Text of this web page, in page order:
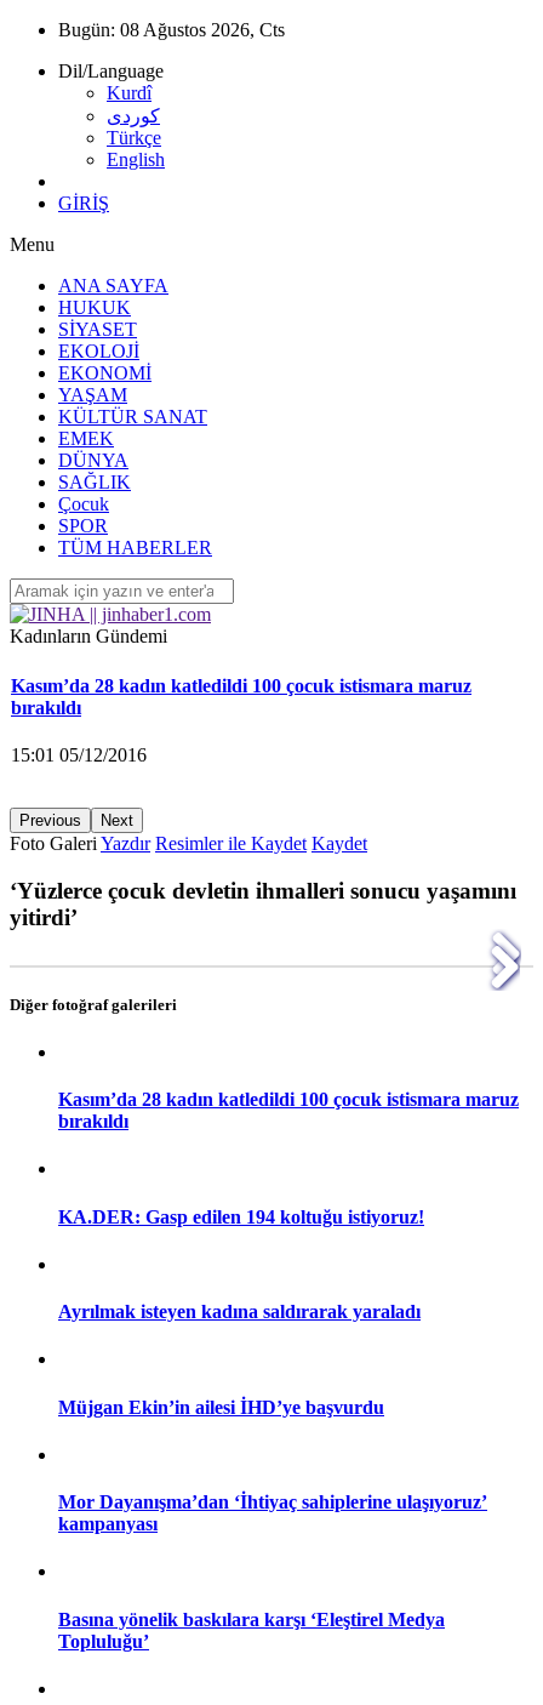
Bugün: 08 Ağustos 2026, Cts
Dil/Language
Kurdî
كوردى
Türkçe
English
GİRİŞ
Menu
ANA SAYFA
HUKUK
SİYASET
EKOLOJİ
EKONOMİ
YAŞAM
KÜLTÜR SANAT
EMEK
DÜNYA
SAĞLIK
Çocuk
SPOR
TÜM HABERLER
Kadınların Gündemi
‘Yüzlerce çocuk devletin ihmalleri sonucu yaşamını yitirdi’
16:26 04/12/2016
Kasım’da 28 kadın katledildi 100 çocuk istismara maruz
bırakıldı
15:01 05/12/2016
KA.DER: Gasp edilen 194 koltuğu istiyoruz!
15:00 05/12/2016
Müjgan Ekin’in ailesi İHD’ye başvurdu
14:57 05/12/2016
Mor Dayanışma’dan ‘İhtiyaç sahiplerine ulaşıyoruz’
Basına yönelik baskılara karşı ‘Eleştirel Medya Topluluğu’
11:28 05/12/2016
Previous Next
Foto Galeri Yazdır Resimler ile Kaydet Kaydet
‘Yüzlerce çocuk devletin ihmalleri sonucu yaşamını
yitirdi’
Next
Diğer fotoğraf galerileri
Kasım’da 28 kadın katledildi 100 çocuk istismara maruz
bırakıldı
KA.DER: Gasp edilen 194 koltuğu istiyoruz!
Ayrılmak isteyen kadına saldırarak yaraladı
Müjgan Ekin’in ailesi İHD’ye başvurdu
Mor Dayanışma’dan ‘İhtiyaç sahiplerine ulaşıyoruz’
kampanyası
Basına yönelik baskılara karşı ‘Eleştirel Medya
Topluluğu’